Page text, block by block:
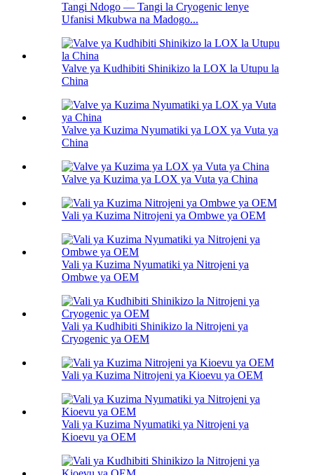
Tangi Ndogo — Tangi la Cryogenic lenye
Ufanisi Mkubwa na Madogo...
Valve ya Kudhibiti Shinikizo la LOX la Utupu la
China
Valve ya Kuzima Nyumatiki ya LOX ya Vuta ya
China
Valve ya Kuzima ya LOX ya Vuta ya China
Vali ya Kuzima Nitrojeni ya Ombwe ya OEM
Vali ya Kuzima Nyumatiki ya Nitrojeni ya
Ombwe ya OEM
Vali ya Kudhibiti Shinikizo la Nitrojeni ya
Cryogenic ya OEM
Vali ya Kuzima Nitrojeni ya Kioevu ya OEM
Vali ya Kuzima Nyumatiki ya Nitrojeni ya
Kioevu ya OEM